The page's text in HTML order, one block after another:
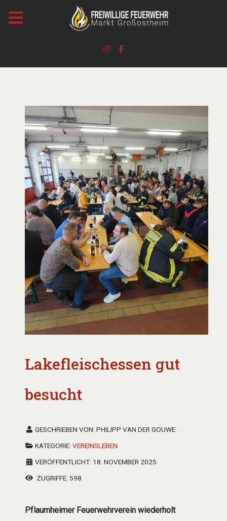
Lakefleischessen gut
besucht
GESCHRIEBEN VON: PHILIPP VAN DER GOUWE
KATEGORIE: VEREINSLEBEN
VERÖFFENTLICHT: 18. NOVEMBER 2025
ZUGRIFFE: 598
Pflaumheimer Feuerwehrverein wiederholt